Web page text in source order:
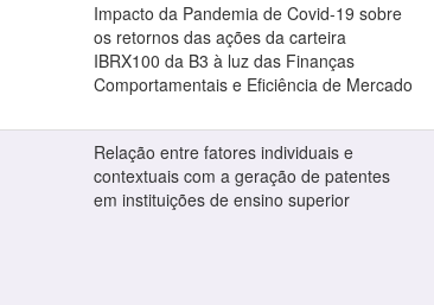
Impacto da Pandemia de Covid-19 sobre
os retornos das ações da carteira
IBRX100 da B3 à luz das Finanças
Comportamentais e Eficiência de Mercado
Relação entre fatores individuais e
contextuais com a geração de patentes
em instituições de ensino superior